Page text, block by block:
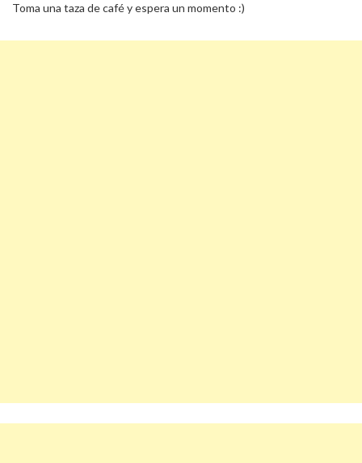
Toma una taza de café y espera un momento :)